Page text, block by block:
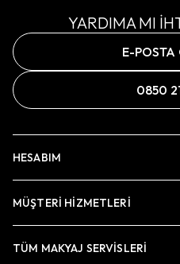
YARDIMA MI
E-POSTA
0850
HESABIM
MÜŞTERİ HİZMETLERİ
TÜM MAKYAJ SERVİSLERİ